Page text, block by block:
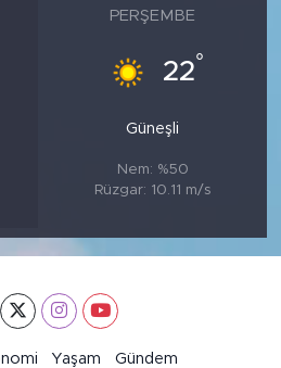
PERŞEMBE
22°
Güneşli
Nem: %50
Rüzgar: 10.11 m/s
Yaşam Gündem